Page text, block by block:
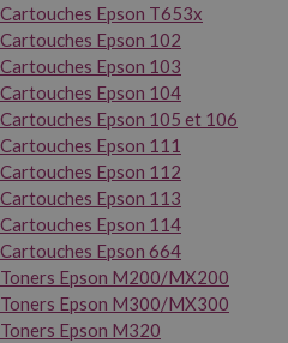
Cartouches Epson T653x
Cartouches Epson 102
Cartouches Epson 103
Cartouches Epson 104
Cartouches Epson 105 et 106
Cartouches Epson 111
Cartouches Epson 112
Cartouches Epson 113
Cartouches Epson 114
Cartouches Epson 664
Toners Epson M200/MX200
Toners Epson M300/MX300
Toners Epson M320